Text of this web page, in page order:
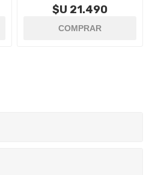
$U 21.490